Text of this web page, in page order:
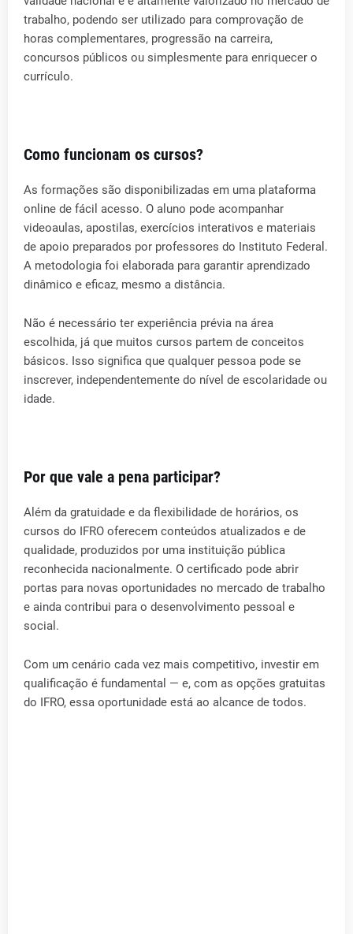
trabalho, podendo ser utilizado para comprovação de
horas complementares, progressão na carreira,
concursos públicos ou simplesmente para enriquecer o
currículo.
Como funcionam os cursos?
As formações são disponibilizadas em uma plataforma
online de fácil acesso. O aluno pode acompanhar
videoaulas, apostilas, exercícios interativos e materiais
de apoio preparados por professores do Instituto Federal.
A metodologia foi elaborada para garantir aprendizado
dinâmico e eficaz, mesmo a distância.
Não é necessário ter experiência prévia na área
escolhida, já que muitos cursos partem de conceitos
básicos. Isso significa que qualquer pessoa pode se
inscrever, independentemente do nível de escolaridade ou
idade.
Por que vale a pena participar?
Além da gratuidade e da flexibilidade de horários, os
cursos do IFRO oferecem conteúdos atualizados e de
qualidade, produzidos por uma instituição pública
reconhecida nacionalmente. O certificado pode abrir
portas para novas oportunidades no mercado de trabalho
e ainda contribui para o desenvolvimento pessoal e
social.
Com um cenário cada vez mais competitivo, investir em
qualificação é fundamental — e, com as opções gratuitas
do IFRO, essa oportunidade está ao alcance de todos.